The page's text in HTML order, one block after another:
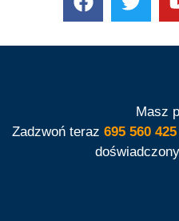
Masz
Zadzwoń teraz 695 560 425